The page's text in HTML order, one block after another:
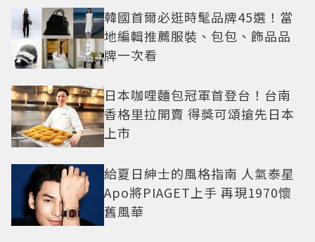
韓國首爾必逛時髦品牌45選！當
地編輯推薦服裝、包包、飾品品
牌一次看
日本咖哩麵包冠軍首登台！台南
香格里拉開賣 得獎可頌搶先日本
上市
給夏日紳士的風格指南 人氣泰星
Apo將PIAGET上手 再現1970懷
舊風華